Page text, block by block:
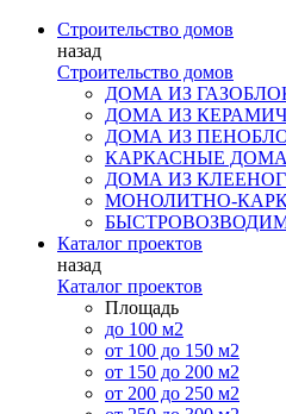
Строительство домов
назад
Строительство домов
ДОМА ИЗ
ДОМА ИЗ
ДОМА ИЗ
КАРКАСНЫЕ ДОМА
ДОМА ИЗ
МОНОЛИТНО-
Каталог проектов
назад
Каталог проектов
Площадь
до 100 м2
от 100 до 150 м2
от 150 до 200 м2
от 200 до 250 м2